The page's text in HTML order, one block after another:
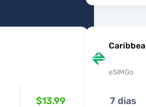
$13.99
eSIMGo
7 dias